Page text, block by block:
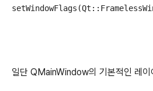
일단 QMainWindow의 기본적인 레이